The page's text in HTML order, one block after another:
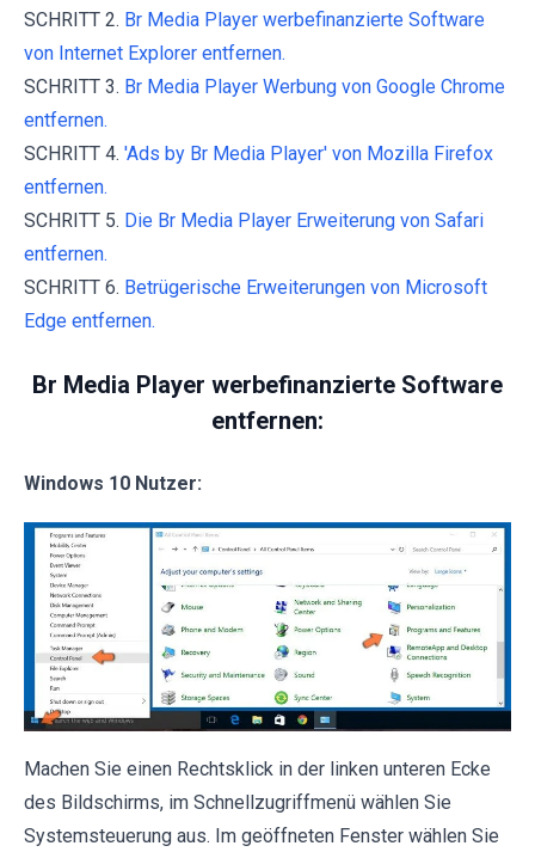
SCHRITT 2. Br Media Player werbefinanzierte Software
von Internet Explorer entfernen.
SCHRITT 3. Br Media Player Werbung von Google Chrome
entfernen.
SCHRITT 4. 'Ads by Br Media Player' von Mozilla Firefox
entfernen.
SCHRITT 5. Die Br Media Player Erweiterung von Safari
entfernen.
SCHRITT 6. Betrügerische Erweiterungen von Microsoft
Edge entfernen.
Br Media Player werbefinanzierte Software
entfernen:
Windows 10 Nutzer:
Machen Sie einen Rechtsklick in der linken unteren Ecke
des Bildschirms, im Schnellzugriffmenü wählen Sie
Systemsteuerung aus. Im geöffneten Fenster wählen Sie